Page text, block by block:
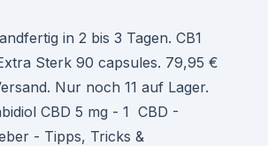
in 2 bis 3 Tagen. CB1
Sterk 90 capsules. 79,95 €
Nur noch 11 auf Lager.
CBD 5 mg - 1 ️ CBD -
- Tipps, Tricks &